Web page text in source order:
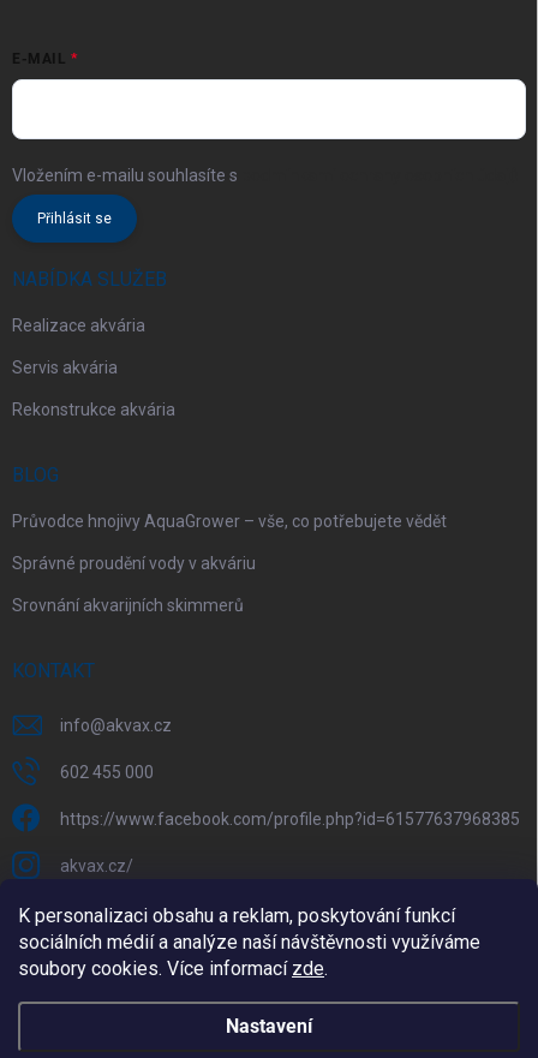
K personalizaci obsahu a reklam, poskytování funkcí
sociálních médií a analýze naší návštěvnosti využíváme
soubory cookies. Více informací zde.
Nastavení
E-MAIL
Vložením e-mailu souhlasíte s
Přihlásit se
NABÍDKA SLUŽEB
Realizace akvária
Servis akvária
Rekonstrukce akvária
BLOG
Průvodce hnojivy AquaGrower – vše, co potřebujete vědět
Správné proudění vody v akváriu
Srovnání akvarijních skimmerů
KONTAKT
info@akvax.cz
602 455 000
https://www.facebook.com/profile.php?id=61577637968385
akvax.cz/
602 455 000
@akvax_cz